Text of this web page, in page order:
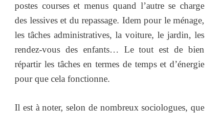
postes courses et menus quand l’autre se charge
des lessives et du repassage. Idem pour le ménage,
les tâches administratives, la voiture, le jardin, les
rendez-vous des enfants… Le tout est de bien
répartir les tâches en termes de temps et d’énergie
pour que cela fonctionne.
Il est à noter, selon de nombreux sociologues, que